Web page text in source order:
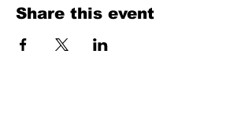
Share this event